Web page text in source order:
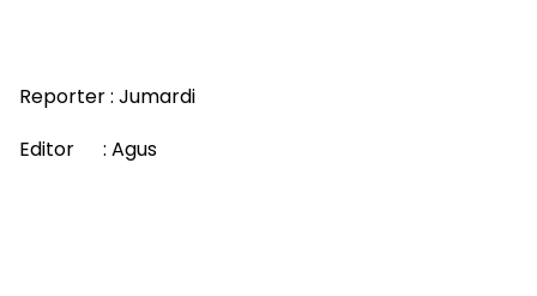
Reporter : Jumardi
Editor : Agus